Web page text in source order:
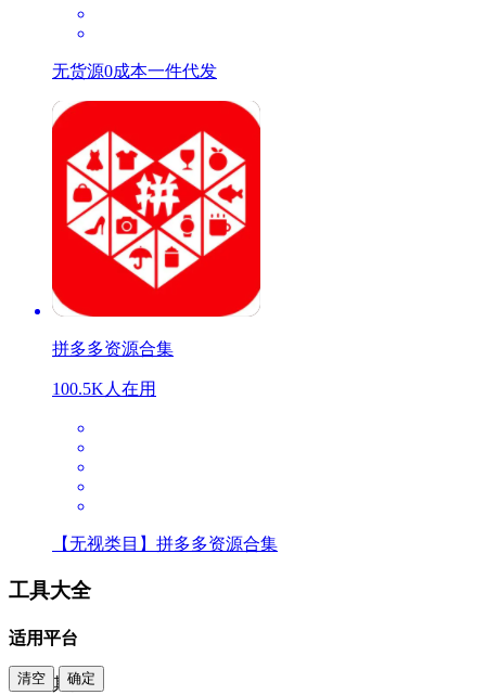
无货源0成本一件代发
拼多多资源合集
100.5K人在用
【无视类目】拼多多资源合集
工具大全
适用平台
其他
清空 确定